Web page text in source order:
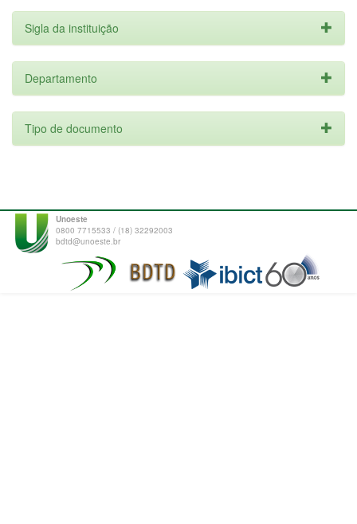
Sigla da instituição
Departamento
Tipo de documento
Unoeste
0800 7715533 / (18) 32292003
bdtd@unoeste.br